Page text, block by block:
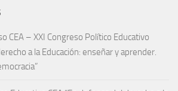
CEA – XXI Congreso Político Educativo
a la Educación: enseñar y aprender.